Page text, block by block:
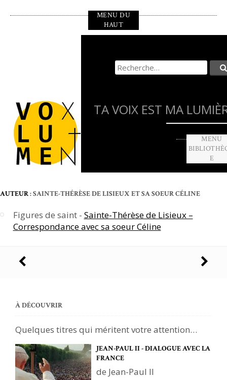
MENU DU
HAUT
Recherche
pour
TA VOIX EST MA
MENU
E
AUTEUR: SAINTE-THÉRÈSE DE LISIEUX ET SA SOEUR CÉLINE
Figures de saint - Sainte-Thérèse de Lisieux –
Correspondance avec sa soeur Céline
Navigation
articles
À DÉCOUVRIR
Quelques titres qui méritent votre attention…
JEAN-PAUL II - DIALOGUE AVEC LA
FRANCE
de Jean-Paul II